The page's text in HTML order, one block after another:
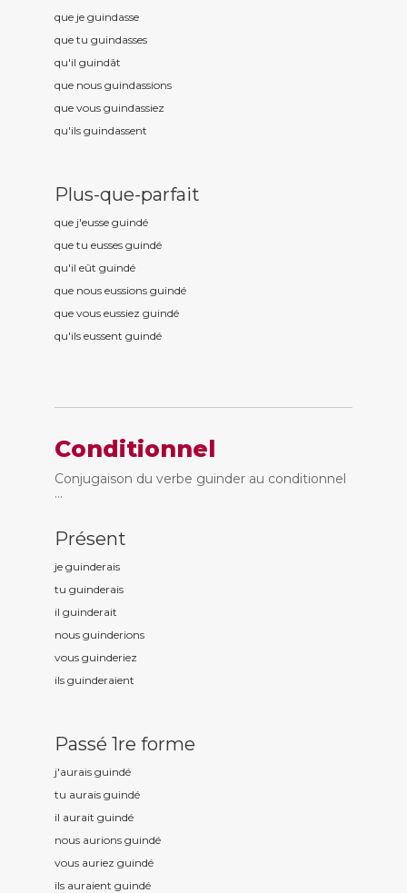
que je guindasse
que tu guindasses
qu'il guindât
que nous guindassions
que vous guindassiez
qu'ils guindassent
Plus-que-parfait
que j'eusse guindé
que tu eusses guindé
qu'il eût guindé
que nous eussions guindé
que vous eussiez guindé
qu'ils eussent guindé
Conditionnel
Conjugaison du verbe guinder au conditionnel
...
Présent
je guinderais
tu guinderais
il guinderait
nous guinderions
vous guinderiez
ils guinderaient
Passé 1re forme
j'aurais guindé
tu aurais guindé
il aurait guindé
nous aurions guindé
vous auriez guindé
ils auraient guindé